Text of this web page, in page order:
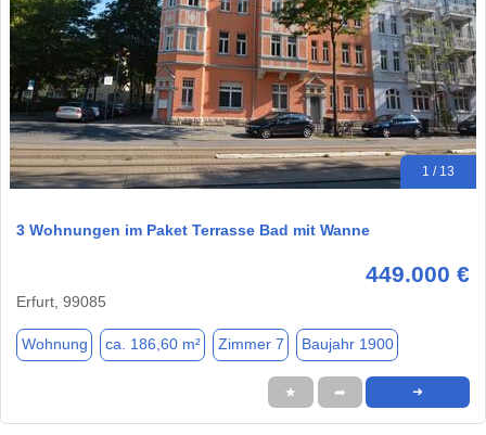
1 / 13
3 Wohnungen im Paket Terrasse Bad mit Wanne
449.000 €
Erfurt, 99085
Wohnung ca. 186,60 m² Zimmer 7 Baujahr 1900
★ ➦ ➜